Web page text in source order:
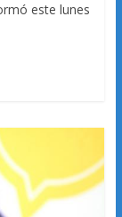
este lunes